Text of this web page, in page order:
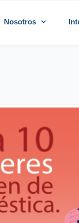
Nosotros